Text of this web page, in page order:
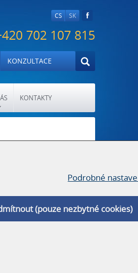
CS SK
702 107 815
KONZULTACE
KONTAKTY
Podrobné
(pouze nezbytné cookies)